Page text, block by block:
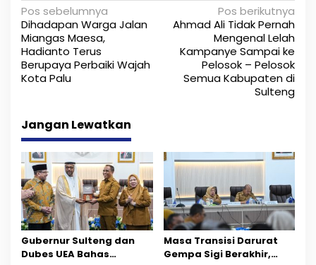
N
a
v
i
a
s
i
p
o
s
Pos sebelumnya
Dihadapan Warga Jalan
Miangas Maesa,
Hadianto Terus
Berupaya Perbaiki Wajah
Kota Palu
Pos berikutnya
Ahmad Ali Tidak Pernah
Mengenal Lelah
Kampanye Sampai ke
Pelosok – Pelosok
Semua Kabupaten di
Sulteng
Jangan Lewatkan
Gubernur Sulteng dan
Dubes UEA Bahas
Masa Transisi Darurat
Gempa Sigi Berakhir,